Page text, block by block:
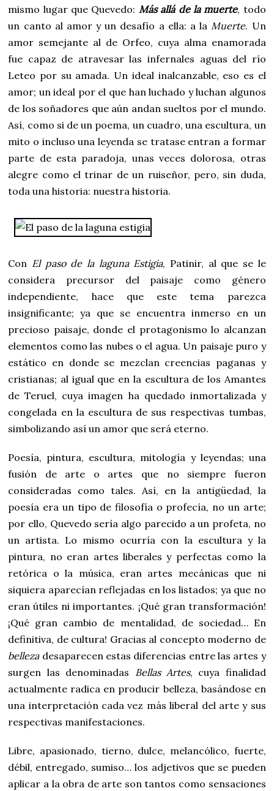
mismo lugar que Quevedo: Más allá de la muerte, todo
un canto al amor y un desafío a ella: a la Muerte. Un
amor semejante al de Orfeo, cuya alma enamorada
fue capaz de atravesar las infernales aguas del río
Leteo por su amada. Un ideal inalcanzable, eso es el
amor; un ideal por el que han luchado y luchan algunos
de los soñadores que aún andan sueltos por el mundo.
Así, como si de un poema, un cuadro, una escultura, un
mito o incluso una leyenda se tratase entran a formar
parte de esta paradoja, unas veces dolorosa, otras
alegre como el trinar de un ruiseñor, pero, sin duda,
toda una historia: nuestra historia.
Con El paso de la laguna Estigia, Patinir, al que se le
considera precursor del paisaje como género
independiente, hace que este tema parezca
insignificante; ya que se encuentra inmerso en un
precioso paisaje, donde el protagonismo lo alcanzan
elementos como las nubes o el agua. Un paisaje puro y
estático en donde se mezclan creencias paganas y
cristianas; al igual que en la escultura de los Amantes
de Teruel, cuya imagen ha quedado inmortalizada y
congelada en la escultura de sus respectivas tumbas,
simbolizando así un amor que será eterno.
Poesía, pintura, escultura, mitología y leyendas; una
fusión de arte o artes que no siempre fueron
consideradas como tales. Así, en la antigüedad, la
poesía era un tipo de filosofía o profecía, no un arte;
por ello, Quevedo sería algo parecido a un profeta, no
un artista. Lo mismo ocurría con la escultura y la
pintura, no eran artes liberales y perfectas como la
retórica o la música, eran artes mecánicas que ni
siquiera aparecían reflejadas en los listados; ya que no
eran útiles ni importantes. ¡Qué gran transformación!
¡Qué gran cambio de mentalidad, de sociedad… En
definitiva, de cultura! Gracias al concepto moderno de
bellezadesaparecen estas diferencias entre las artes y
surgen las denominadas
Bellas Artes, cuya finalidad
actualmente radica en producir belleza, basándose en
una interpretación cada vez más liberal del arte y sus
respectivas manifestaciones.
Libre, apasionado, tierno, dulce, melancólico, fuerte,
débil, entregado, sumiso… los adjetivos que se pueden
aplicar a la obra de arte son tantos como sensaciones